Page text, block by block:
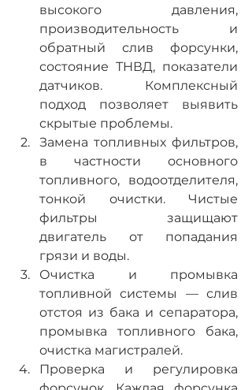
высокого давления,
производительность и
обратный слив форсунки,
состояние ТНВД, показатели
датчиков. Комплексный
подход позволяет выявить
скрытые проблемы.
Замена топливных фильтров,
в частности основного
топливного, водоотделителя,
тонкой очистки. Чистые
фильтры защищают
двигатель от попадания
грязи и воды.
Очистка и промывка
топливной системы — слив
отстоя из бака и сепаратора,
промывка топливного бака,
очистка магистралей.
Проверка и регулировка